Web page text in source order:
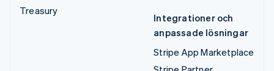
Treasury
Integrationer och
anpassade lösningar
Stripe App Marketplace